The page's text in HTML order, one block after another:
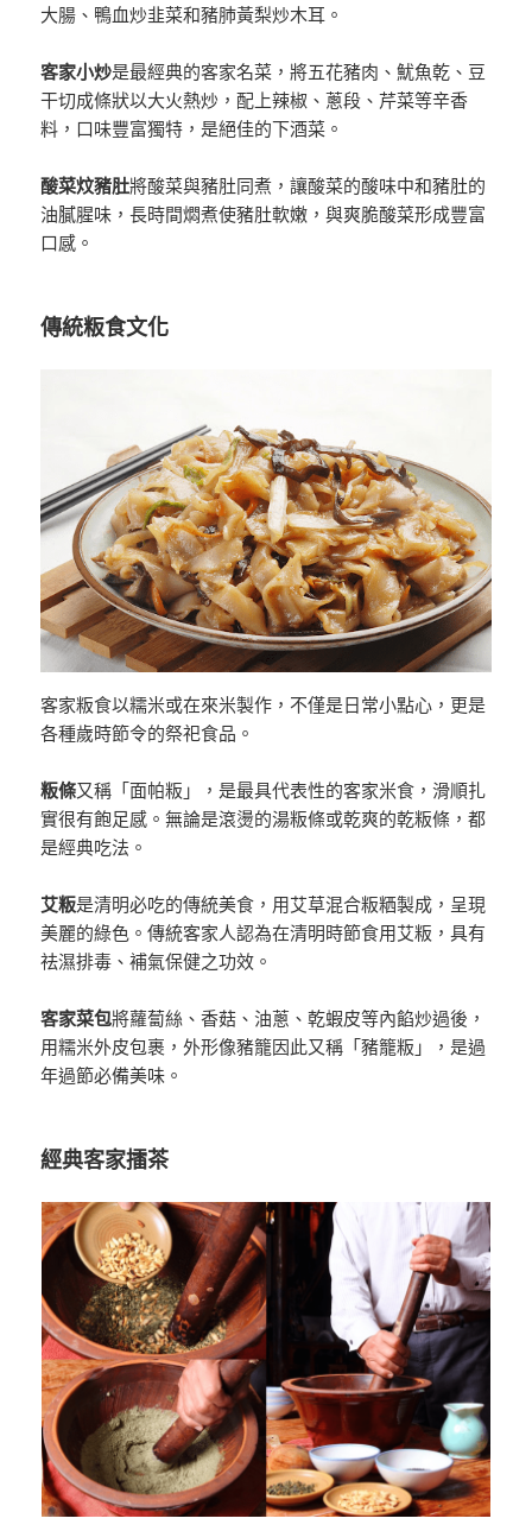
大腸、鴨血炒韭菜和豬肺黃梨炒木耳。
客家小炒是最經典的客家名菜，將五花豬肉、魷魚乾、豆
干切成條狀以大火熱炒，配上辣椒、蔥段、芹菜等辛香
料，口味豐富獨特，是絕佳的下酒菜。
酸菜炆豬肚將酸菜與豬肚同煮，讓酸菜的酸味中和豬肚的
油膩腥味，長時間燜煮使豬肚軟嫩，與爽脆酸菜形成豐富
口感。
傳統粄食文化
客家粄食以糯米或在來米製作，不僅是日常小點心，更是
各種歲時節令的祭祀食品。
粄條又稱「面帕粄」，是最具代表性的客家米食，滑順扎
實很有飽足感。無論是滾燙的湯粄條或乾爽的乾粄條，都
是經典吃法。
艾粄是清明必吃的傳統美食，用艾草混合粄粞製成，呈現
美麗的綠色。傳統客家人認為在清明時節食用艾粄，具有
祛濕排毒、補氣保健之功效。
客家菜包將蘿蔔絲、香菇、油蔥、乾蝦皮等內餡炒過後，
用糯米外皮包裹，外形像豬籠因此又稱「豬籠粄」，是過
年過節必備美味。
經典客家擂茶